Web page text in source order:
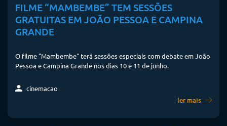
FILME “MAMBEMBE” TEM SESSÕES
GRATUITAS EM JOÃO PESSOA E CAMPINA
GRANDE
O filme "Mambembe" terá sessões especiais com debate em João
Pessoa e Campina Grande nos dias 10 e 11 de junho.
cinemacao
ler mais